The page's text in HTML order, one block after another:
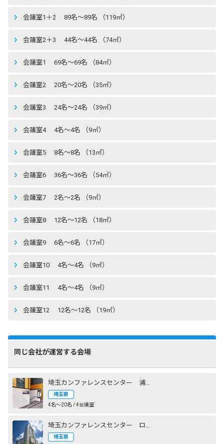
会議室1＋2 89名〜89名 （119㎡）
会議室2＋3 44名〜44名 （74㎡）
会議室1 69名〜69名 （84㎡）
会議室2 20名〜20名 （35㎡）
会議室3 24名〜24名 （39㎡）
会議室4 4名〜4名 （9㎡）
会議室5 8名〜8名 （13㎡）
会議室6 36名〜36名 （54㎡）
会議室7 2名〜2名 （9㎡）
会議室8 12名〜12名 （18㎡）
会議室9 6名〜6名 （17㎡）
会議室10 4名〜4名 （9㎡）
会議室11 4名〜4名 （9㎡）
会議室12 12名〜12名 （19㎡）
同じ会社が運営する会場
埼玉カンファレンスセンター 浦和：八千代ビル
埼玉県
4名〜20名 / 4会議室
埼玉カンファレンスセンター ロイヤルパインズホテル浦和
埼玉県